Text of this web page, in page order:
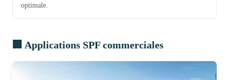
optimale.
🏢 Applications SPF commerciales